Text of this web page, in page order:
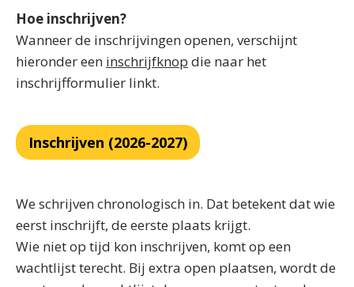
Hoe inschrijven?​
Wanneer de inschrijvingen openen, verschijnt
hieronder een inschrijfknop die naar het
inschrijfformulier linkt.
Inschrijven (2026-2027)
We schrijven chronologisch in. Dat betekent dat wie
eerst inschrijft, de eerste plaats krijgt.
Wie niet op tijd kon inschrijven, komt op een
wachtlijst terecht. Bij extra open plaatsen, wordt de